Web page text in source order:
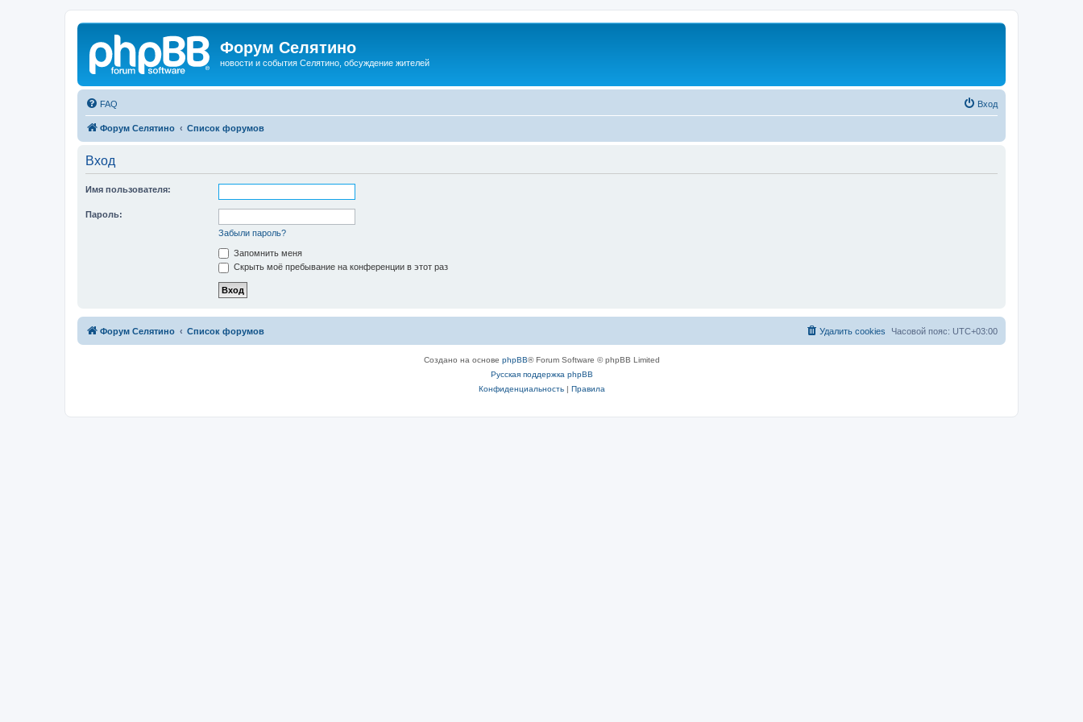
Форум Селятино
новости и события Селятино, обсуждение жителей
FAQ Вход
Форум Селятино Список форумов
Вход
Имя пользователя:
Пароль:
Забыли пароль?
Запомнить меня
Скрыть моё пребывание на конференции в этот раз
Форум Селятино Список форумов Часовой пояс: UTC+03:00
Удалить cookies
Создано на основе phpBB® Forum Software © phpBB Limited
Русская поддержка phpBB
Конфиденциальность| Правила